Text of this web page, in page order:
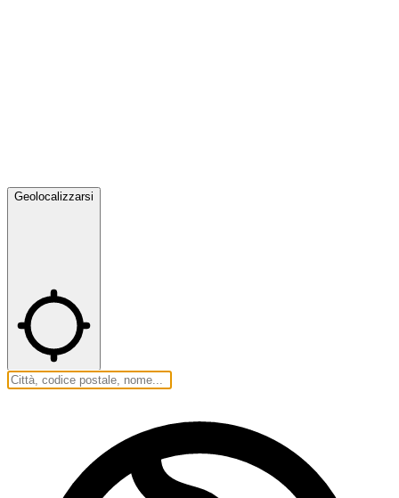
Geolocalizzarsi